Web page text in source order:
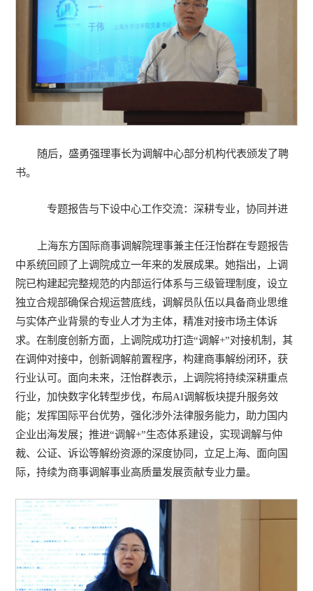
随后，盛勇强理事长为调解中心部分机构代表颁发了聘
书。
专题报告与下设中心工作交流：深耕专业，协同并进
上海东方国际商事调解院理事兼主任汪怡群在专题报告
中系统回顾了上调院成立一年来的发展成果。她指出，上调
院已构建起完整规范的内部运行体系与三级管理制度，设立
独立合规部确保合规运营底线，调解员队伍以具备商业思维
与实体产业背景的专业人才为主体，精准对接市场主体诉
求。在制度创新方面，上调院成功打造“调解+”对接机制，其
在调仲对接中，创新调解前置程序，构建商事解纷闭环，获
行业认可。面向未来，汪怡群表示，上调院将持续深耕重点
行业，加快数字化转型步伐，布局AI调解板块提升服务效
能；发挥国际平台优势，强化涉外法律服务能力，助力国内
企业出海发展；推进“调解+”生态体系建设，实现调解与仲
裁、公证、诉讼等解纷资源的深度协同，立足上海、面向国
际，持续为商事调解事业高质量发展贡献专业力量。